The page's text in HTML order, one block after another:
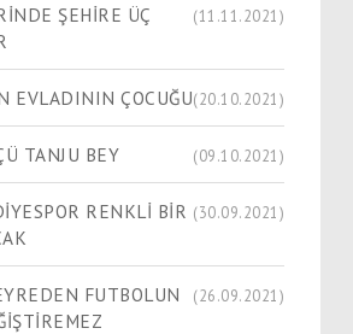
ŞEHİRE ÜÇ
(11.11.2021)
EVLADININ ÇOCUĞU(20.10.2021)
TANJU BEY (09.10.2021)
RENKLİ BİR (30.09.2021)
FUTBOLUN
(26.09.2021)